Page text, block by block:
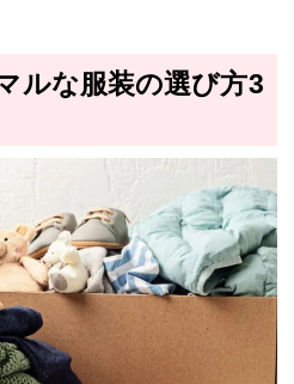
ルな服装の選び方3